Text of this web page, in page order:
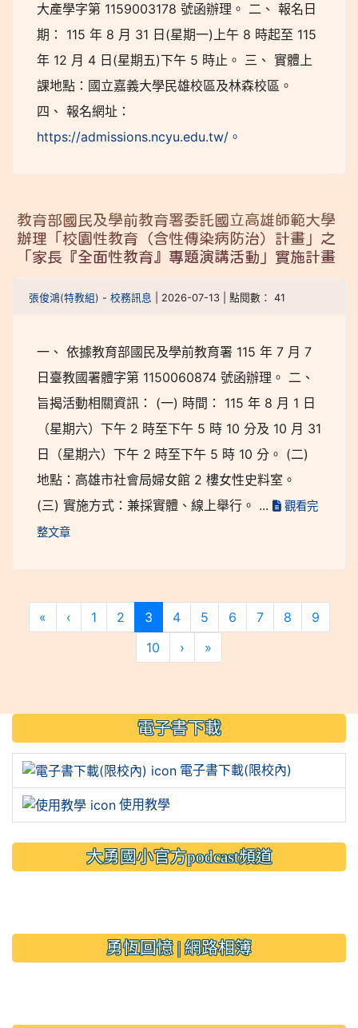
大產學字第 1159003178 號函辦理。 二、 報名日
期： 115 年 8 月 31 日(星期一)上午 8 時起至 115
年 12 月 4 日(星期五)下午 5 時止。 三、 實體上
課地點：國立嘉義大學民雄校區及林森校區。
四、 報名網址：
https://admissions.ncyu.edu.tw/。
教育部國民及學前教育署委託國立高雄師範大學
辦理「校園性教育（含性傳染病防治）計畫」之
「家長『全面性教育』專題演講活動」實施計畫
張俊鴻(特教組) - 校務訊息 | 2026-07-13 | 點閱數： 41
一、 依據教育部國民及學前教育署 115 年 7 月 7
日臺教國署體字第 1150060874 號函辦理。 二、
旨揭活動相關資訊： (一) 時間： 115 年 8 月 1 日
（星期六）下午 2 時至下午 5 時 10 分及 10 月 31
日（星期六）下午 2 時至下午 5 時 10 分。 (二)
地點：高雄市社會局婦女館 2 樓女性史料室。
(三) 實施方式：兼採實體、線上舉行。 ...
觀看完
整文章
« ‹ 1 2 3(current)
4 5 6 7 8
9
10
› »
::: 電子書下載
電子書下載(限校內)
使用教學
大勇國小官方podcast頻道
勇恆回憶 | 網路相簿